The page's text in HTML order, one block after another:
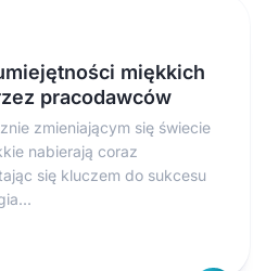
miękkich
pracodawców
zmieniającym się świecie
nabierają coraz
się kluczem do sukcesu